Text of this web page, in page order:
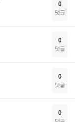
0
댓글
0
댓글
0
댓글
0